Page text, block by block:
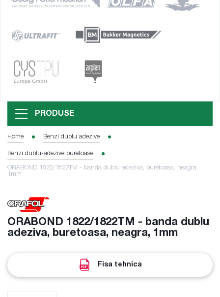
PRODUSE
Home Benzi dublu adezive
Benzi dublu-adezive buretoase
ORABOND 1822/1822TM - banda dublu adeziva, buretoasa, neagra,
1mm
ORABOND 1822/1822TM - banda dublu
adeziva, buretoasa, neagra, 1mm
Fisa tehnica